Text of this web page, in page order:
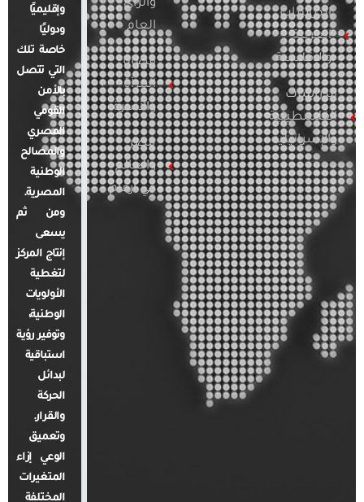
الدراسات
العربية
والإقليمية
الدراسات
الفلسطينية
والإسرائيلية
والرأي
العام
قضايا
المرأة
والأسرة
مصر
والعالم
في أرقام
وإقليميًا
ودوليًا
خاصة تلك
التي تتصل
بالأمن
القومي
المصري
والمصالح
الوطنية
المصرية.
ومن ثم
يسعى
إنتاج المركز
لتغطية
الأولويات
الوطنية،
وتوفير رؤية
استباقية
لبدائل
الحركة
والقرار.
وتعميق
الوعي إزاء
المتغيرات
المختلفة